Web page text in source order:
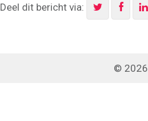
Deel dit bericht via:
© 2026